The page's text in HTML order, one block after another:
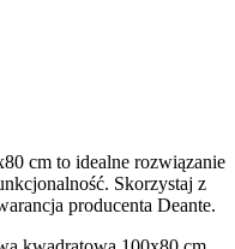
cm to idealne rozwiązanie
Skorzystaj z
producenta Deante.